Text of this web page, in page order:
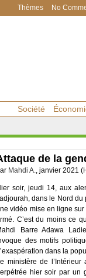
Thèmes No
Société
de la
Mahdi A., janvier 2021 (
soir, jeudi 14, aux
dans le Nord
vidéo mise en ligne
C’est du moins ce
Barre Adawa
des motifs
dans la
ministère de
hier soir par un